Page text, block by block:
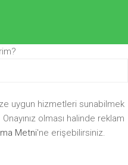
uygun hizmetleri sunabilmek
olması halinde reklam
Metni'ne erişebilirsiniz.